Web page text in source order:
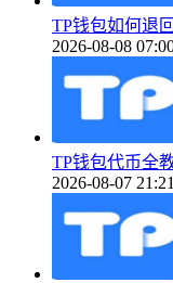
TP钱包如何退
2026-08-08
TP钱包代币全
2026-08-07